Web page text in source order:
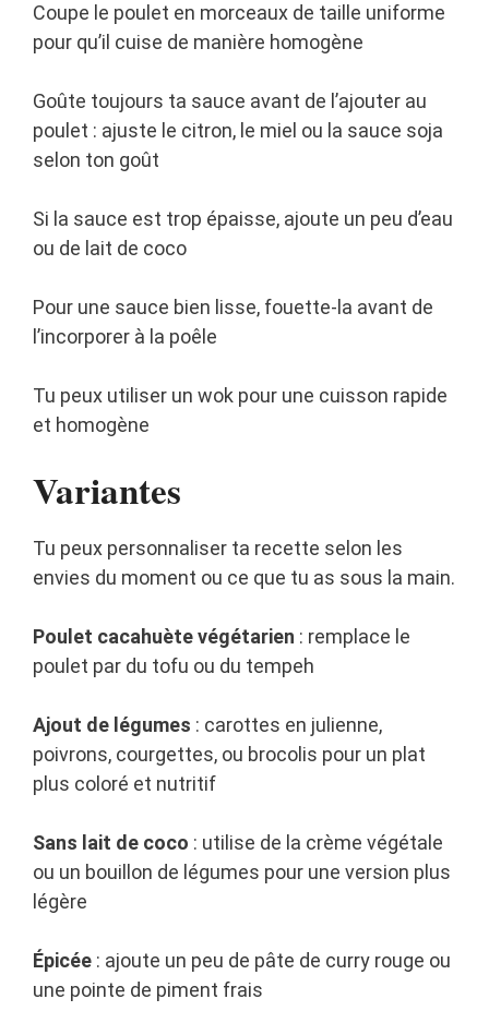
Coupe le poulet en morceaux de taille uniforme
pour qu’il cuise de manière homogène
Goûte toujours ta sauce avant de l’ajouter au
poulet : ajuste le citron, le miel ou la sauce soja
selon ton goût
Si la sauce est trop épaisse, ajoute un peu d’eau
ou de lait de coco
Pour une sauce bien lisse, fouette-la avant de
l’incorporer à la poêle
Tu peux utiliser un wok pour une cuisson rapide
et homogène
Variantes
Tu peux personnaliser ta recette selon les
envies du moment ou ce que tu as sous la main.
Poulet cacahuète végétarien : remplace le
poulet par du tofu ou du tempeh
Ajout de légumes : carottes en julienne,
poivrons, courgettes, ou brocolis pour un plat
plus coloré et nutritif
Sans lait de coco : utilise de la crème végétale
ou un bouillon de légumes pour une version plus
légère
Épicée : ajoute un peu de pâte de curry rouge ou
une pointe de piment frais